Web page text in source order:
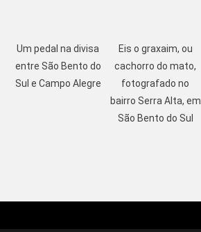
Um pedal na divisa
entre São Bento do
Sul e Campo Alegre
Eis o graxaim, ou
cachorro do mato,
fotografado no
bairro Serra Alta, em
São Bento do Sul